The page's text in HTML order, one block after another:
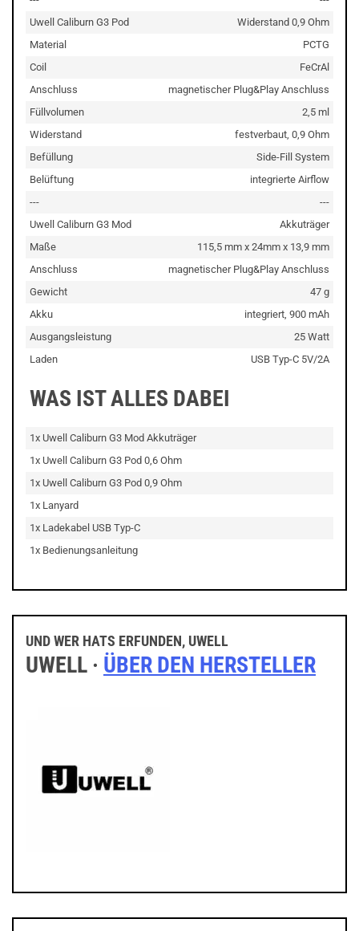
Uwell Caliburn G3 Pod
Widerstand 0,9 Ohm
Material
PCTG
Coil
FeCrAl
Anschluss
magnetischer Plug&Play Anschluss
Füllvolumen
2,5 ml
Widerstand
festverbaut, 0,9 Ohm
Befüllung
Side-Fill System
Belüftung
integrierte Airflow
---
---
Uwell Caliburn G3 Mod
Akkuträger
Maße
115,5 mm x 24mm x 13,9 mm
Anschluss
magnetischer Plug&Play Anschluss
Gewicht
47 g
Akku
integriert, 900 mAh
Ausgangsleistung
25 Watt
Laden
USB Typ-C 5V/2A
WAS IST ALLES DABEI
1x Uwell Caliburn G3 Mod Akkuträger
1x Uwell Caliburn G3 Pod 0,6 Ohm
1x Uwell Caliburn G3 Pod 0,9 Ohm
1x Lanyard
1x Ladekabel USB Typ-C
1x Bedienungsanleitung
UND WER HATS ERFUNDEN, UWELL
UWELL · ÜBER DEN HERSTELLER